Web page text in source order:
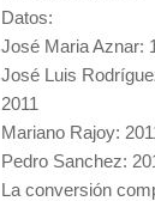
Datos:
José Maria Aznar:
José Luis
2011
Mariano Rajoy:
Pedro Sanchez:
La conversión